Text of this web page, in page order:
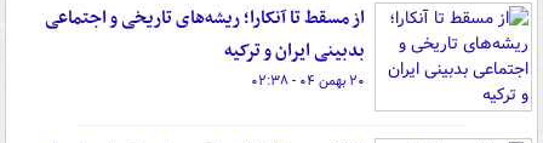
از مسقط تا آنکارا؛ ریشه‌های تاریخی و اجتماعی
بدبینی ایران و ترکیه
۲۰ بهمن ۰۴ - ۰۲:۳۸